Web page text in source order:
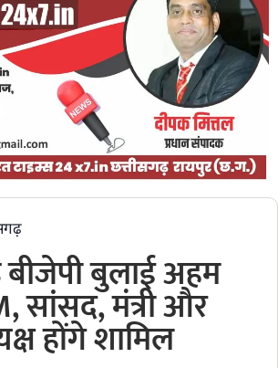
बुलाई अहम
सांसद, मंत्री और
होंगे शामिल